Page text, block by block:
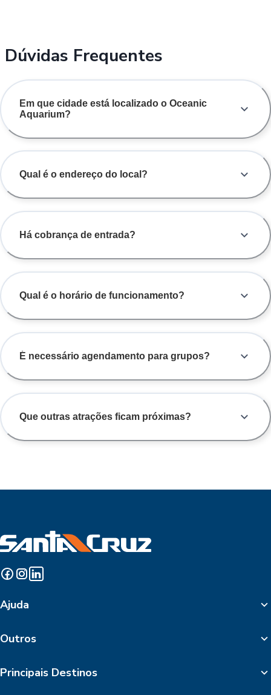
Dúvidas Frequentes
Em que cidade está localizado o Oceanic
Aquarium?
Qual é o endereço do local?
Há cobrança de entrada?
Qual é o horário de funcionamento?
É necessário agendamento para grupos?
Que outras atrações ficam próximas?
Ajuda
Outros
Principais Destinos